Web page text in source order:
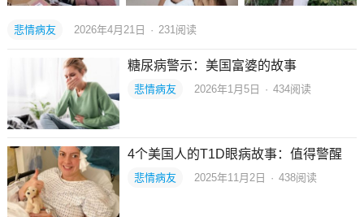
悲情病友 2026年4月21日 · 231阅读
糖尿病警示：美国富婆的故事
悲情病友 2026年1月5日 · 434阅读
4个美国人的T1D眼病故事：值得警醒
悲情病友 2025年11月2日 · 438阅读